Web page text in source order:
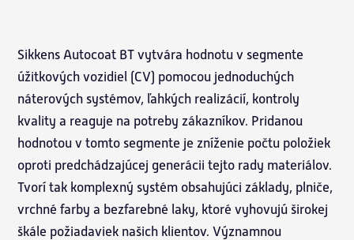
Sikkens Autocoat BT vytvára hodnotu v segmente
úžitkových vozidiel (CV) pomocou jednoduchých
náterových systémov, ľahkých realizácií, kontroly
kvality a reaguje na potreby zákazníkov. Pridanou
hodnotou v tomto segmente je zníženie počtu položiek
oproti predchádzajúcej generácii tejto rady materiálov.
Tvorí tak komplexný systém obsahujúci základy, plniče,
vrchné farby a bezfarebné laky, ktoré vyhovujú širokej
škále požiadaviek našich klientov. Významnou